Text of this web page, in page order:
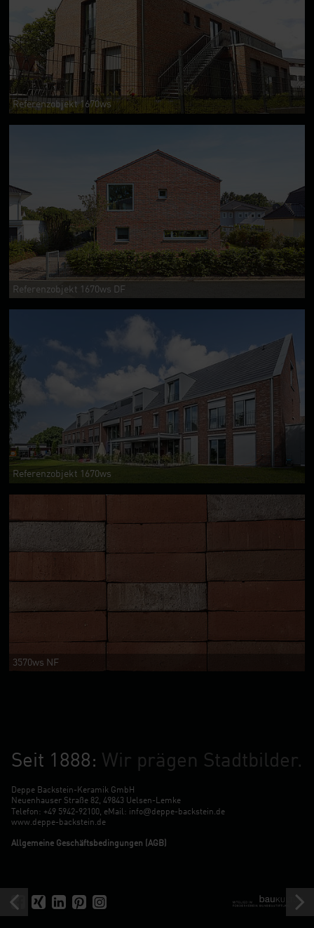
Referenzobjekt 1670ws
Referenzobjekt 1670ws DF
Referenzobjekt 1670ws
3570ws NF
Seit 1888: Wir prägen Stadtbilder.
Deppe Backstein-Keramik GmbH
Neuenhauser Straße 82, 49843 Uelsen-Lemke
Telefon: +49 5942-92100, eMail: info@deppe-backstein.de
www.deppe-backstein.de
Allgemeine Geschäftsbedingungen (AGB)